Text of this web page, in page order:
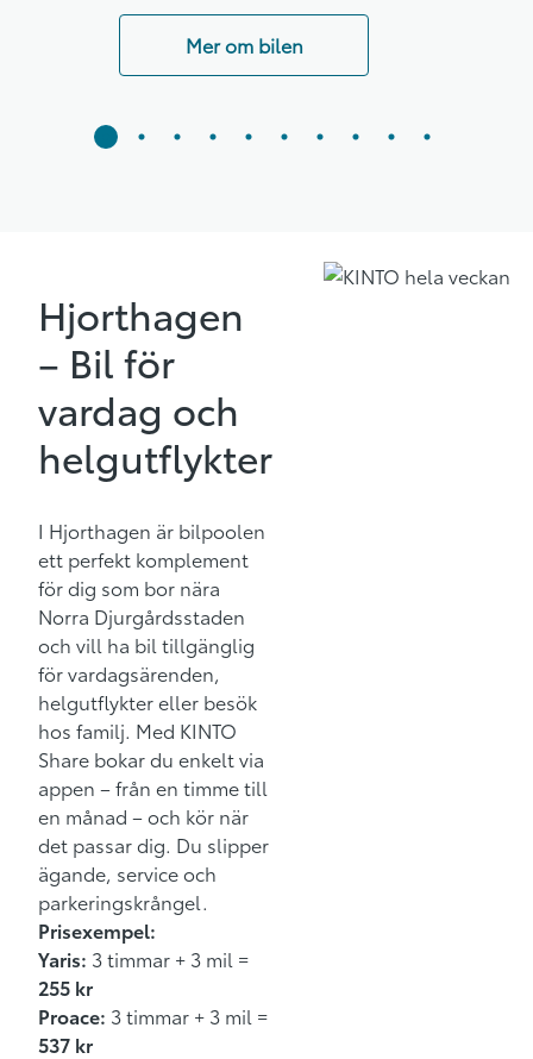
Mer om bilen
Hjorthagen
– Bil för
vardag och
helgutflykter
I Hjorthagen är bilpoolen
ett perfekt komplement
för dig som bor nära
Norra Djurgårdsstaden
och vill ha bil tillgänglig
för vardagsärenden,
helgutflykter eller besök
hos familj. Med KINTO
Share bokar du enkelt via
appen – från en timme till
en månad – och kör när
det passar dig. Du slipper
ägande, service och
parkeringskrångel.
Prisexempel:
Yaris: 3 timmar + 3 mil =
255 kr
Proace: 3 timmar + 3 mil =
537 kr